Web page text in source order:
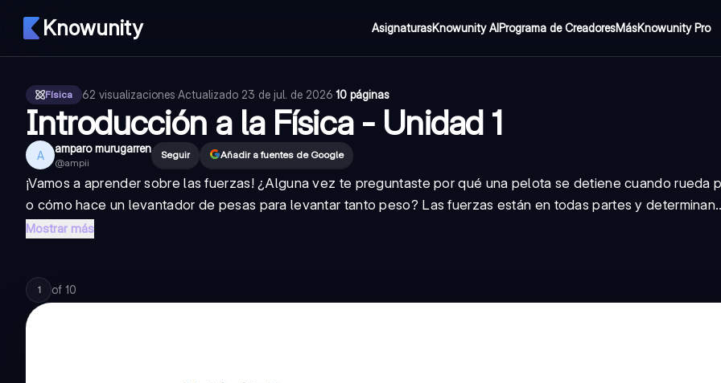
Knowunity AsignaturasKnowunity AIPrograma de CreadoresMásKnowunity Pro
Física 62 visualizaciones·Actualizado 23 de jul. de 2026·10 páginas
Introducción a la Física - Unidad 1
A amparo murugarren
@ampii
Seguir Añadir a fuentes de Google
¡Vamos a aprender sobre las fuerzas! ¿Alguna vez te preguntaste por qué una pelota se detiene cuando rueda
o cómo hace un levantador de pesas para levantar tanto peso? Las fuerzas están en todas partes y
Mostrar más
1 of 10